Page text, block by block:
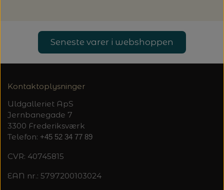
Seneste varer i webshoppen
Kontaktoplysninger
Uldgalleriet ApS
Jernbanegade 7
3300 Frederiksværk
Telefon: +45 52 34 77 89
CVR: 40745815
EAN nr.: 5797200103024